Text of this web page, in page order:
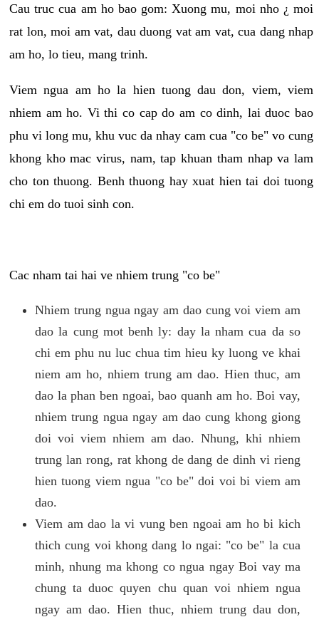
Cau truc cua am ho bao gom: Xuong mu, moi nho ¿ moi
rat lon, moi am vat, dau duong vat am vat, cua dang nhap
am ho, lo tieu, mang trinh.
Viem ngua am ho la hien tuong dau don, viem, viem
nhiem am ho. Vi thi co cap do am co dinh, lai duoc bao
phu vi long mu, khu vuc da nhay cam cua "co be" vo cung
khong kho mac virus, nam, tap khuan tham nhap va lam
cho ton thuong. Benh thuong hay xuat hien tai doi tuong
chi em do tuoi sinh con.
Cac nham tai hai ve nhiem trung "co be"
Nhiem trung ngua ngay am dao cung voi viem am
dao la cung mot benh ly: day la nham cua da so
chi em phu nu luc chua tim hieu ky luong ve khai
niem am ho, nhiem trung am dao. Hien thuc, am
dao la phan ben ngoai, bao quanh am ho. Boi vay,
nhiem trung ngua ngay am dao cung khong giong
doi voi viem nhiem am dao. Nhung, khi nhiem
trung lan rong, rat khong de dang de dinh vi rieng
hien tuong viem ngua "co be" doi voi bi viem am
dao.
Viem am dao la vi vung ben ngoai am ho bi kich
thich cung voi khong dang lo ngai: "co be" la cua
minh, nhung ma khong co ngua ngay Boi vay ma
chung ta duoc quyen chu quan voi nhiem ngua
ngay am dao. Hien thuc, nhiem trung dau don,